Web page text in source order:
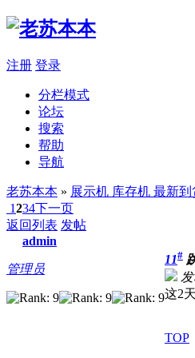
注册 登录
分栏模式
论坛
搜索
帮助
导航
老苏本本 » 展示机 库存机 最新到
1234下一页
返回列表 发帖
admin
管理员
11#
这2
TOP